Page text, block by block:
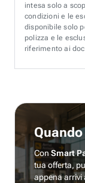
intesa solo a
condizioni e le
disponibile solo
polizza e le
riferimento ai
ConSmart
tua offerta,
appena arrivi